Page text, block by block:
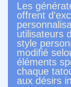
Les
offrent
utilisateurs
style
modifié
éléments
chaque
aux désirs